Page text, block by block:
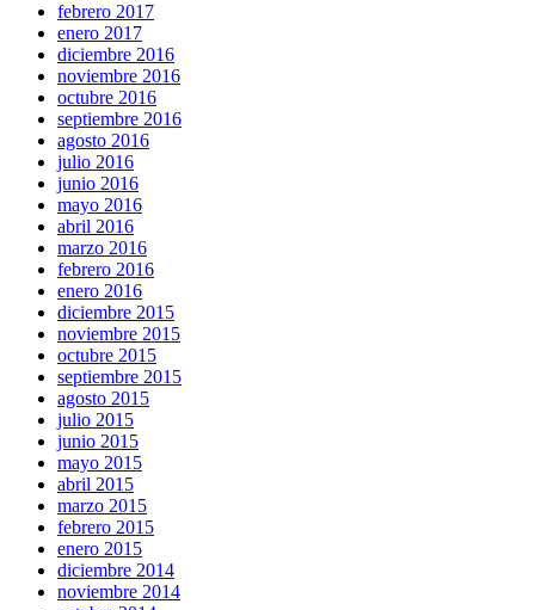
febrero 2017
enero 2017
diciembre 2016
noviembre 2016
octubre 2016
septiembre 2016
agosto 2016
julio 2016
junio 2016
mayo 2016
abril 2016
marzo 2016
febrero 2016
enero 2016
diciembre 2015
noviembre 2015
octubre 2015
septiembre 2015
agosto 2015
julio 2015
junio 2015
mayo 2015
abril 2015
marzo 2015
febrero 2015
enero 2015
diciembre 2014
noviembre 2014